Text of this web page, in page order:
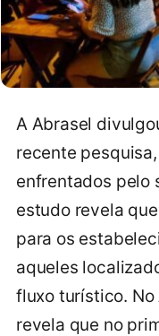
A Abrasel
recente
enfrentados pelo
estudo revela
para os
aqueles
fluxo turístico. No
revela que no